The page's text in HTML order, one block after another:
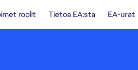
roolit Tietoa EA:sta EA-urat